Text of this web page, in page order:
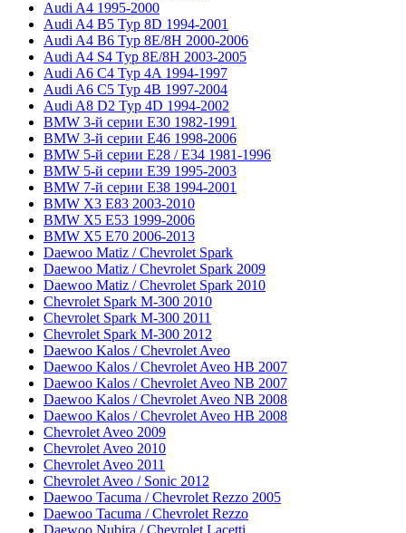
Audi A4 1995-2000
Audi A4 B5 Typ 8D 1994-2001
Audi A4 B6 Typ 8E/8H 2000-2006
Audi A4 S4 Typ 8E/8H 2003-2005
Audi A6 C4 Typ 4A 1994-1997
Audi A6 C5 Typ 4B 1997-2004
Audi A8 D2 Typ 4D 1994-2002
BMW 3-й серии E30 1982-1991
BMW 3-й серии E46 1998-2006
BMW 5-й серии E28 / E34 1981-1996
BMW 5-й серии E39 1995-2003
BMW 7-й серии E38 1994-2001
BMW X3 E83 2003-2010
BMW X5 E53 1999-2006
BMW X5 E70 2006-2013
Daewoo Matiz / Chevrolet Spark
Daewoo Matiz / Chevrolet Spark 2009
Daewoo Matiz / Chevrolet Spark 2010
Chevrolet Spark M-300 2010
Chevrolet Spark M-300 2011
Chevrolet Spark M-300 2012
Daewoo Kalos / Chevrolet Aveo
Daewoo Kalos / Chevrolet Aveo HB 2007
Daewoo Kalos / Chevrolet Aveo NB 2007
Daewoo Kalos / Chevrolet Aveo NB 2008
Daewoo Kalos / Chevrolet Aveo HB 2008
Chevrolet Aveo 2009
Chevrolet Aveo 2010
Chevrolet Aveo 2011
Chevrolet Aveo / Sonic 2012
Daewoo Tacuma / Chevrolet Rezzo 2005
Daewoo Tacuma / Chevrolet Rezzo